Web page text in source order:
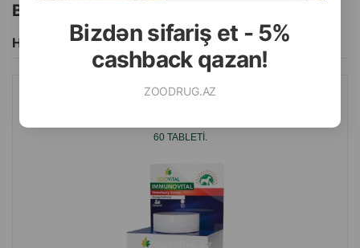
Bizdən sifariş et - 5%
cashback qazan!
ZOODRUG.AZ
Bu brendin başqa məhsulları
Hamısını Gör
60 TABLETI.